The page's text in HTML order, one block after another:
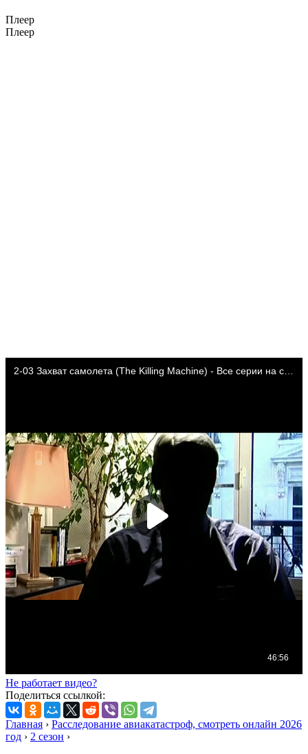
Плеер
Плеер
Не работает видео?
Поделиться ссылкой:
Главная › Расследование авиакатастроф, смотреть онлайн 2026
год › 2 сезон ›